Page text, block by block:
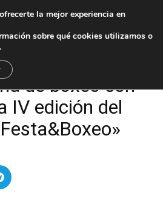
de boxeo con
IV edición del
la mejor experiencia en
sobre qué cookies utilizamos o
.